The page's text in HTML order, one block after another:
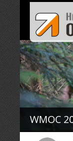
Warning:
/data/web/
content/
WMOC